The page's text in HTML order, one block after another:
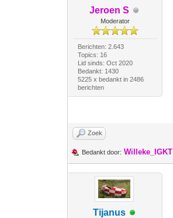
Jeroen S
Moderator
Berichten: 2.643
Topics: 16
Lid sinds: Oct 2020
Bedankt: 1430
5225 x bedankt in 2486
berichten
Zoek
Bedankt door: Willeke_IGKT
Tijanus